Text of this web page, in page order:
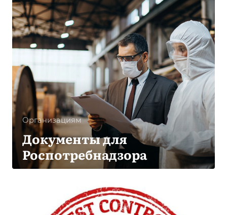
Организациям
Документы для
Роспотребнадзора